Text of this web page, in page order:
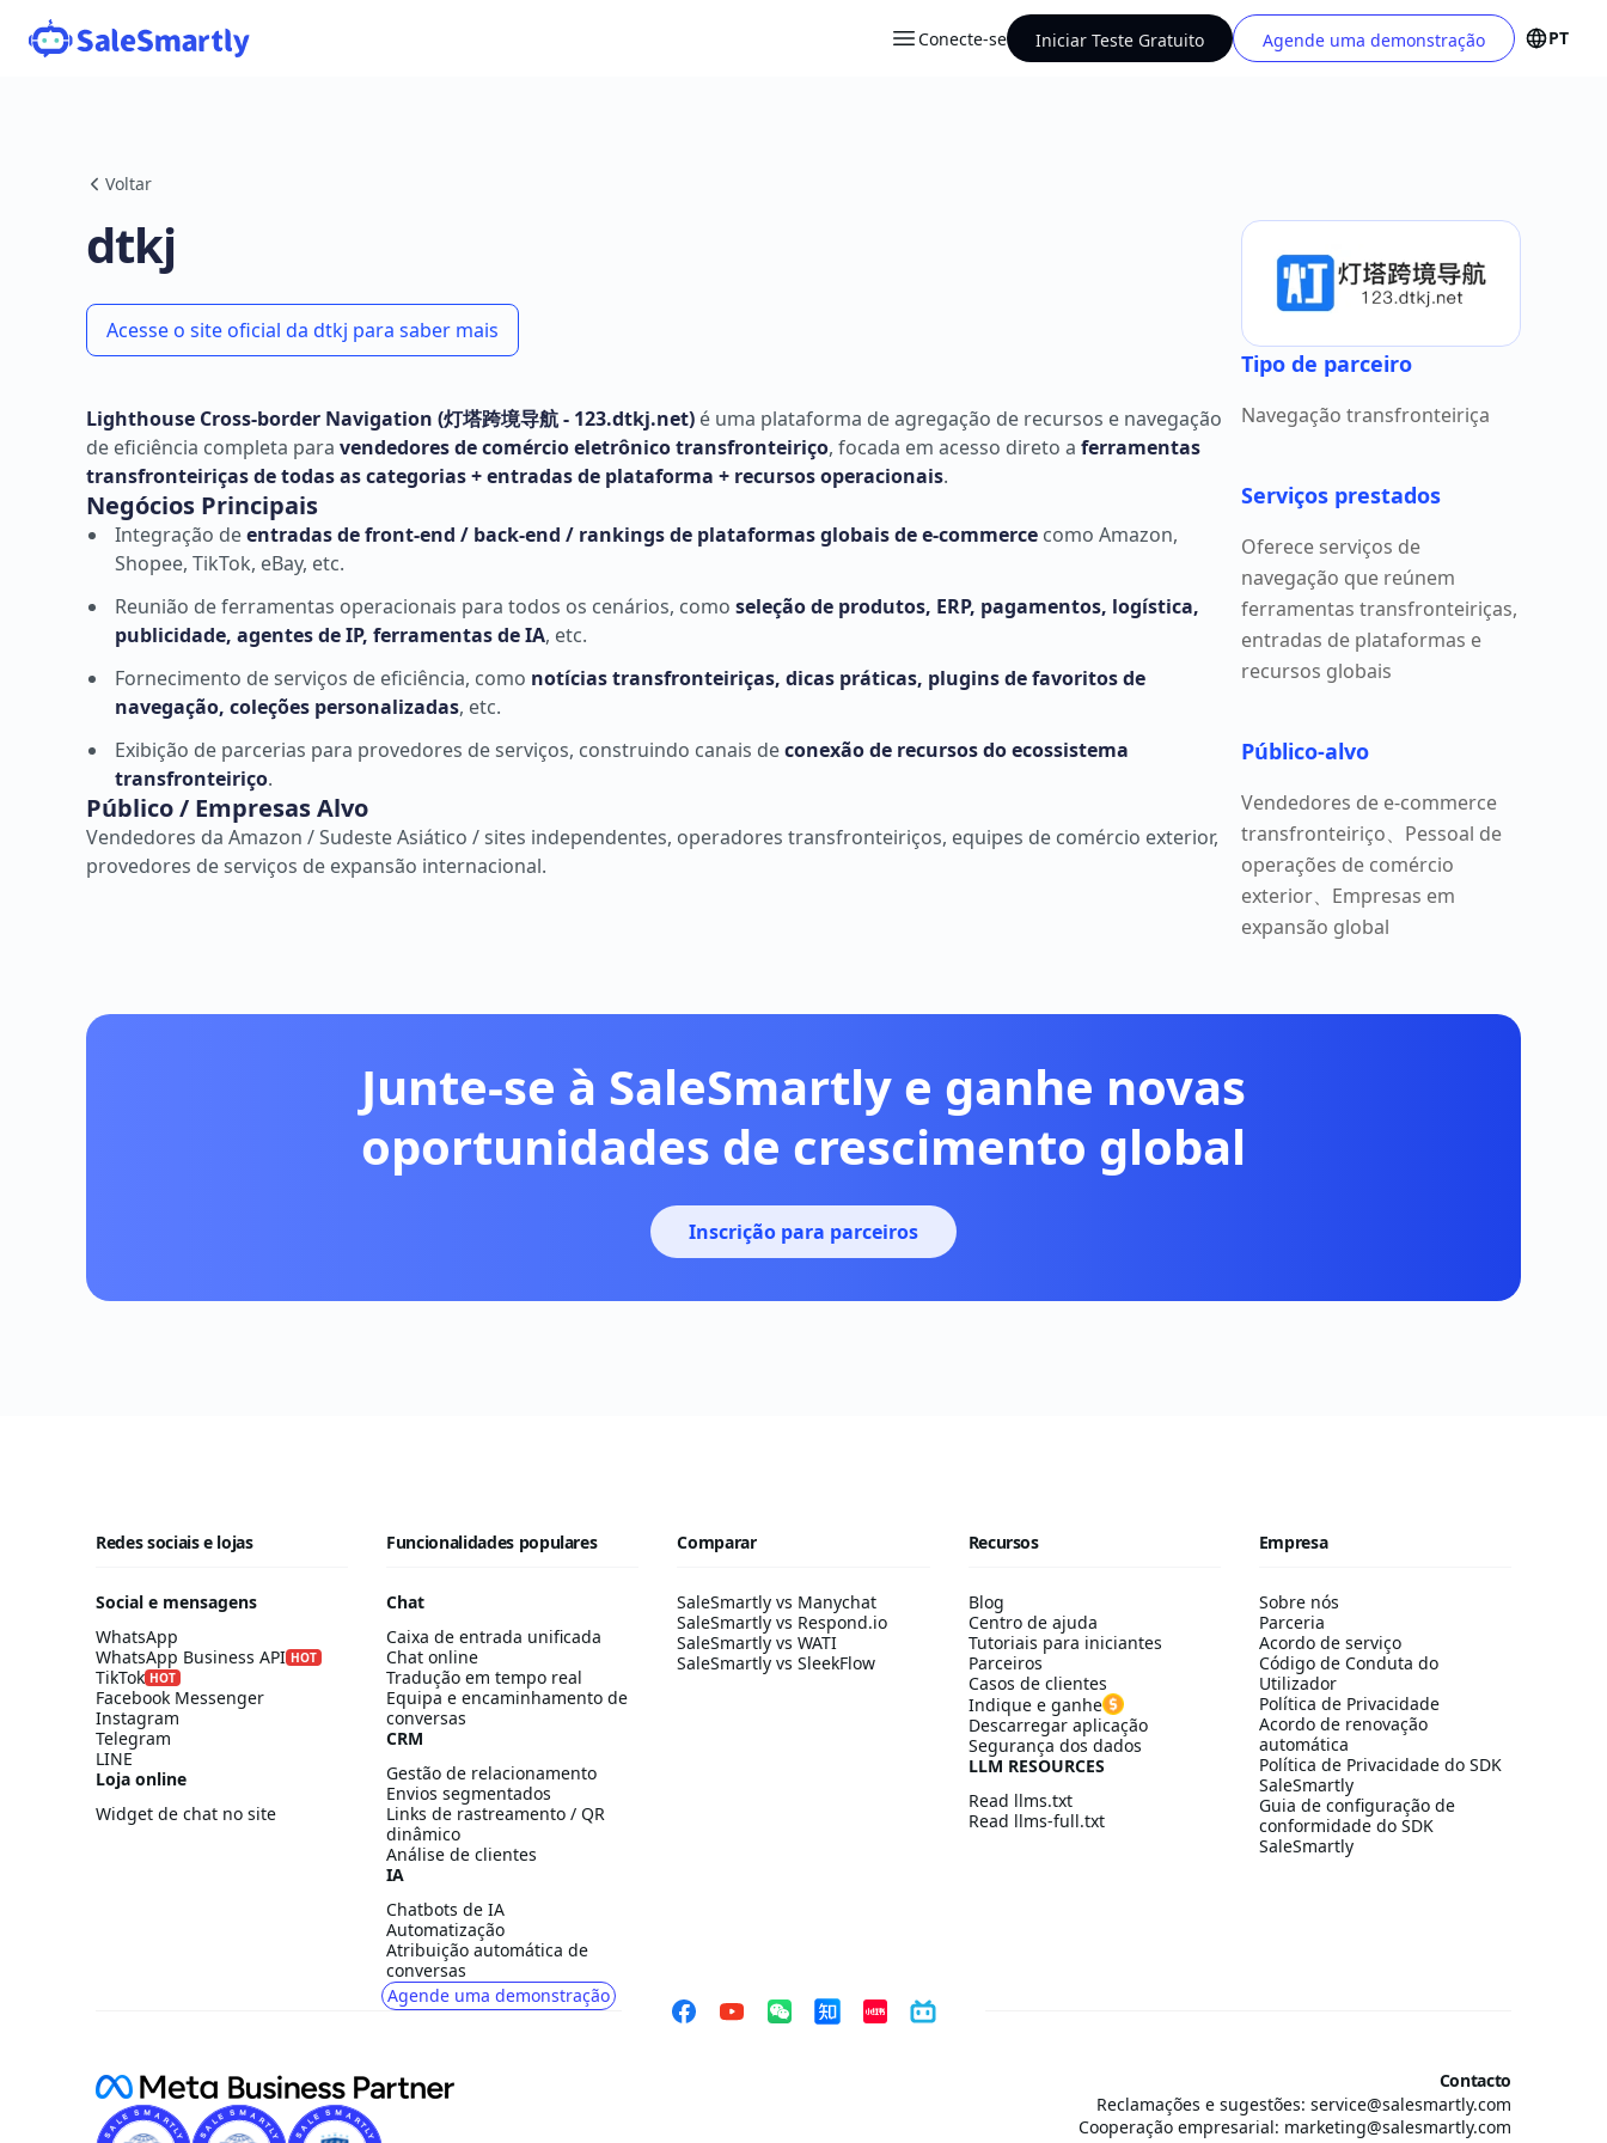
Conecte-se Iniciar Teste Gratuito Agende uma demonstração PT
Voltar
dtkj
Acesse o site oficial da dtkj para saber mais
Lighthouse Cross-border Navigation (灯塔跨境导航 - 123.dtkj.net) é uma plataforma de agregação de recursos e navegação
de eficiência completa para vendedores de comércio eletrônico transfronteiriço, focada em acesso direto a ferramentas
transfronteiriças de todas as categorias + entradas de plataforma + recursos operacionais.
Negócios Principais
Integração deentradas de front-end / back-end / rankings de plataformas globais de e-commerce como Amazon,
Shopee, TikTok, eBay, etc.
Reunião de ferramentas operacionais para todos os cenários, como seleção de produtos, ERP, pagamentos, logística,
publicidade, agentes de IP, ferramentas de IA, etc.
Fornecimento de serviços de eficiência, como notícias transfronteiriças, dicas práticas, plugins de favoritos de
navegação, coleções personalizadas, etc.
Exibição de parcerias para provedores de serviços, construindo canais deconexão de recursos do ecossistema
transfronteiriço.
Público / Empresas Alvo
Vendedores da Amazon / Sudeste Asiático / sites independentes, operadores transfronteiriços, equipes de comércio exterior,
provedores de serviços de expansão internacional.
Tipo de parceiro
Navegação transfronteiriça
Serviços prestados
Oferece serviços de
navegação que reúnem
ferramentas transfronteiriças,
entradas de plataformas e
recursos globais
Público-alvo
Vendedores de e-commerce
transfronteiriço、Pessoal de
operações de comércio
exterior、Empresas em
expansão global
Junte-se à SaleSmartly e ganhe novas
oportunidades de crescimento global
Inscrição para parceiros
Redes sociais e lojas
Social e mensagens
WhatsApp
WhatsApp Business API HOT
TikTok HOT
Facebook Messenger
Instagram
Telegram
LINE
Loja online
Widget de chat no site
Funcionalidades populares
Chat
Caixa de entrada unificada
Chat online
Tradução em tempo real
Equipa e encaminhamento de
conversas
CRM
Gestão de relacionamento
Envios segmentados
Links de rastreamento / QR
dinâmico
Análise de clientes
IA
Chatbots de IA
Automatização
Atribuição automática de
conversas
Agende uma demonstração
Comparar
SaleSmartly vs Manychat
SaleSmartly vs Respond.io
SaleSmartly vs WATI
SaleSmartly vs SleekFlow
Recursos
Blog
Centro de ajuda
Tutoriais para iniciantes
Parceiros
Casos de clientes
Indique e ganhe
Descarregar aplicação
Segurança dos dados
LLM RESOURCES
Read llms.txt
Read llms-full.txt
Empresa
Sobre nós
Parceria
Acordo de serviço
Código de Conduta do
Utilizador
Política de Privacidade
Acordo de renovação
automática
Política de Privacidade do SDK
SaleSmartly
Guia de configuração de
conformidade do SDK
SaleSmartly
Contacto
Reclamações e sugestões: service@salesmartly.com
Cooperação empresarial: marketing@salesmartly.com